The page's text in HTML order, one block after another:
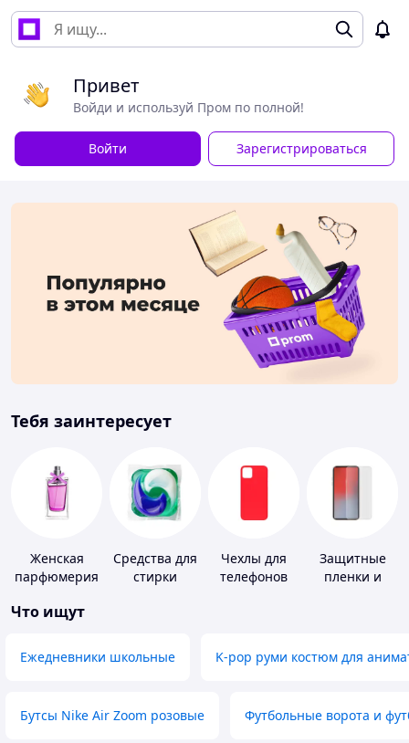
Привет
Войди и используй Пром по полной!
Войти Зарегистрироваться
Тебя заинтересует
Женская
парфюмерия
Средства для
стирки
Чехлы для
телефонов
Защитные
пленки и
Что ищут
Ежедневники школьные K-pop руми костюм для
Бутсы Nike Air Zoom розовые Футбольные ворота и